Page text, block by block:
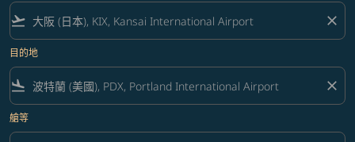
flight_takeoff close
目的地
flight_land close
艙等